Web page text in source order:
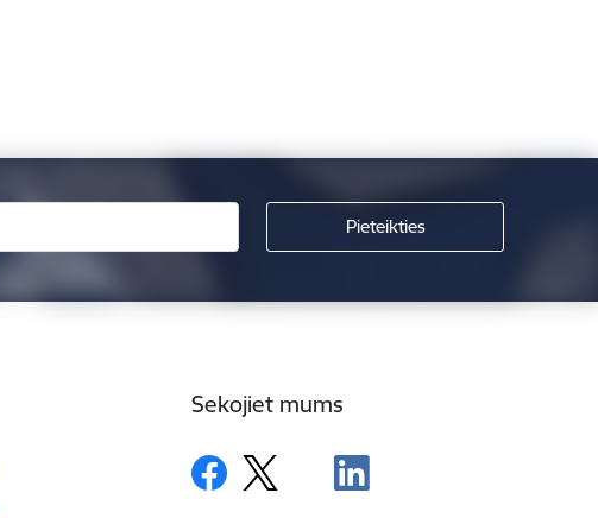
Sekojiet mums